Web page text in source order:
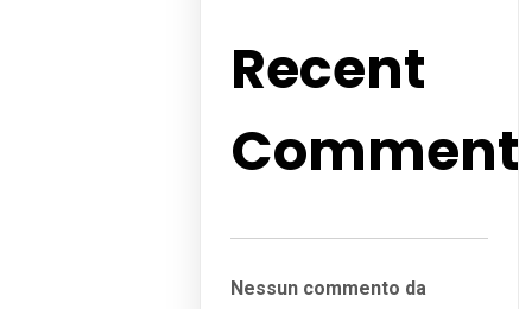
Recent
Nessun commento da